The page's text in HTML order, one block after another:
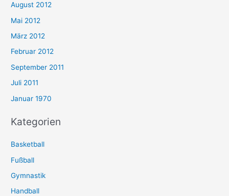
August 2012
Mai 2012
März 2012
Februar 2012
September 2011
Juli 2011
Januar 1970
Kategorien
Basketball
Fußball
Gymnastik
Handball